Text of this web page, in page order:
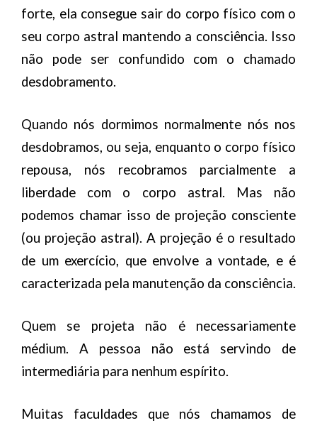
forte, ela consegue sair do corpo físico com o
seu corpo astral mantendo a consciência. Isso
não pode ser confundido com o chamado
desdobramento.
Quando nós dormimos normalmente nós nos
desdobramos, ou seja, enquanto o corpo físico
repousa, nós recobramos parcialmente a
liberdade com o corpo astral. Mas não
podemos chamar isso de projeção consciente
(ou projeção astral). A projeção é o resultado
de um exercício, que envolve a vontade, e é
caracterizada pela manutenção da consciência.
Quem se projeta não é necessariamente
médium. A pessoa não está servindo de
intermediária para nenhum espírito.
Muitas faculdades que nós chamamos de